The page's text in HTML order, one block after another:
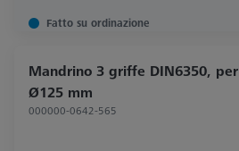
Fatto su ordinazione
Mandrino 3 griffe DIN6350,
Ø125 mm
000000-0642-565